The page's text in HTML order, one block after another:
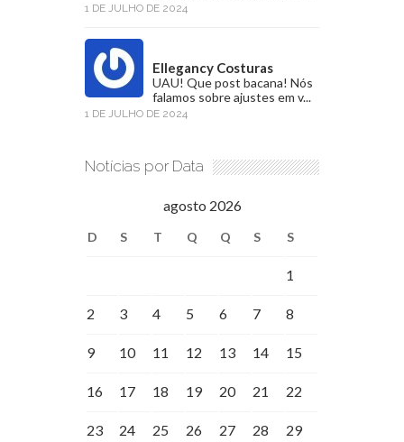
1 DE JULHO DE 2024
Ellegancy Costuras
UAU! Que post bacana! Nós
falamos sobre ajustes em v...
1 DE JULHO DE 2024
Notícias por Data
agosto 2026
D S T Q Q S S
1
2 3 4 5 6 7 8
9 10 11 12 13 14 15
16 17 18 19 20 21 22
23 24 25 26 27 28 29